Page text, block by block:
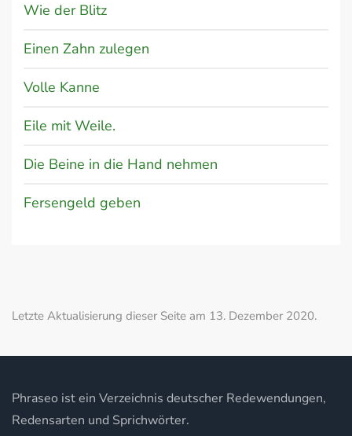
Wie der Blitz
Einen Zahn zulegen
Volle Kanne
Eile mit Weile.
Die Beine in die Hand nehmen
Fersengeld geben
Letzte Aktualisierung dieser Seite am 13. Dezember 2020.
Phraseo ist ein Verzeichnis deutscher Redewendungen,
Redensarten und Sprichwörter.